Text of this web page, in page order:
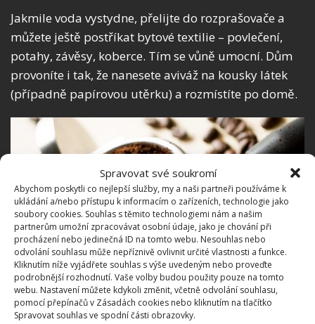
Spravovat své soukromí
Abychom poskytli co nejlepší služby, my a naši partneři používáme k
ukládání a/nebo přístupu k informacím o zařízeních, technologie jako
soubory cookies. Souhlas s těmito technologiemi nám a našim
partnerům umožní zpracovávat osobní údaje, jako je chování při
procházení nebo jedinečná ID na tomto webu. Nesouhlas nebo
odvolání souhlasu může nepříznivě ovlivnit určité vlastnosti a funkce.
Kliknutím níže vyjádřete souhlas s výše uvedeným nebo proveďte
podrobnější rozhodnutí. Vaše volby budou použity pouze na tomto
webu. Nastavení můžete kdykoli změnit, včetně odvolání souhlasu,
pomocí přepínačů v Zásadách cookies nebo kliknutím na tlačítko
Spravovat souhlas ve spodní části obrazovky.
Jakmile voda vystydne, přelijte do rozprašovače a
můžete ještě postříkat bytové textilie – povlečení,
potahy, závěsy, koberce. Tím se vůně umocní. Dům
provoníte i tak, že nanesete aviváž na kousky látek
(případně papírovou utěrku) a rozmístíte po domě.